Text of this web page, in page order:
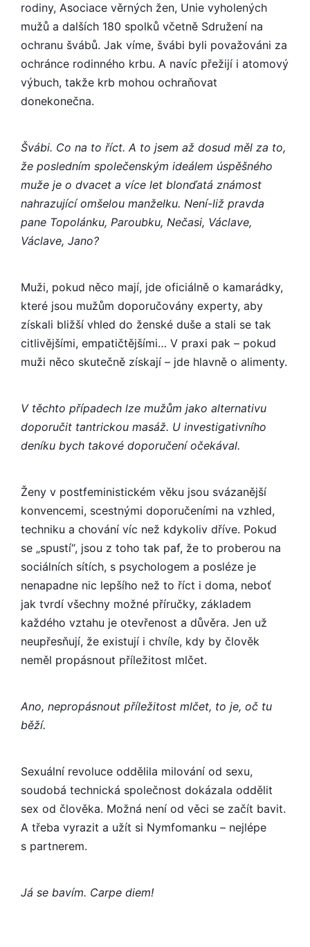
rodiny, Asociace věrných žen, Unie vyholených
mužů a dalších 180 spolků včetně Sdružení na
ochranu švábů. Jak víme, švábi byli považováni za
ochránce rodinného krbu. A navíc přežijí i atomový
výbuch, takže krb mohou ochraňovat
donekonečna.
Švábi. Co na to říct. A to jsem až dosud měl za to,
že posledním společenským ideálem úspěšného
muže je o dvacet a více let blonďatá známost
nahrazující omšelou manželku. Není-liž pravda
pane Topolánku, Paroubku, Nečasi, Václave,
Václave, Jano?
Muži, pokud něco mají, jde oficiálně o kamarádky,
které jsou mužům doporučovány experty, aby
získali bližší vhled do ženské duše a stali se tak
citlivějšími, empatičtějšími… V praxi pak – pokud
muži něco skutečně získají – jde hlavně o alimenty.
V těchto případech lze mužům jako alternativu
doporučit tantrickou masáž. U investigativního
deníku bych takové doporučení očekával.
Ženy v postfeministickém věku jsou svázanější
konvencemi, scestnými doporučeními na vzhled,
techniku a chování víc než kdykoliv dříve. Pokud
se „spustí“, jsou z toho tak paf, že to proberou na
sociálních sítích, s psychologem a posléze je
nenapadne nic lepšího než to říct i doma, neboť
jak tvrdí všechny možné příručky, základem
každého vztahu je otevřenost a důvěra. Jen už
neupřesňují, že existují i chvíle, kdy by člověk
neměl propásnout příležitost mlčet.
Ano, nepropásnout příležitost mlčet, to je, oč tu
běží.
Sexuální revoluce oddělila milování od sexu,
soudobá technická společnost dokázala oddělit
sex od člověka. Možná není od věci se začít bavit.
A třeba vyrazit a užít si Nymfomanku – nejlépe
s partnerem.
Já se bavím. Carpe diem!